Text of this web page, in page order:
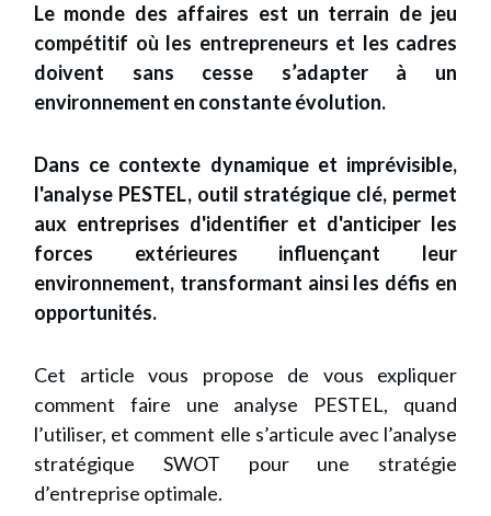
Le monde des affaires est un terrain de jeu
compétitif où les entrepreneurs et les cadres
doivent sans cesse s’adapter à un
environnement en constante évolution.
Dans ce contexte dynamique et imprévisible,
l'analyse PESTEL, outil stratégique clé, permet
aux entreprises d'identifier et d'anticiper les
forces extérieures influençant leur
environnement, transformant ainsi les défis en
opportunités.
Cet article vous propose de vous expliquer
comment faire une analyse PESTEL, quand
l’utiliser, et comment elle s’articule avec l’analyse
stratégique SWOT pour une stratégie
d’entreprise optimale.